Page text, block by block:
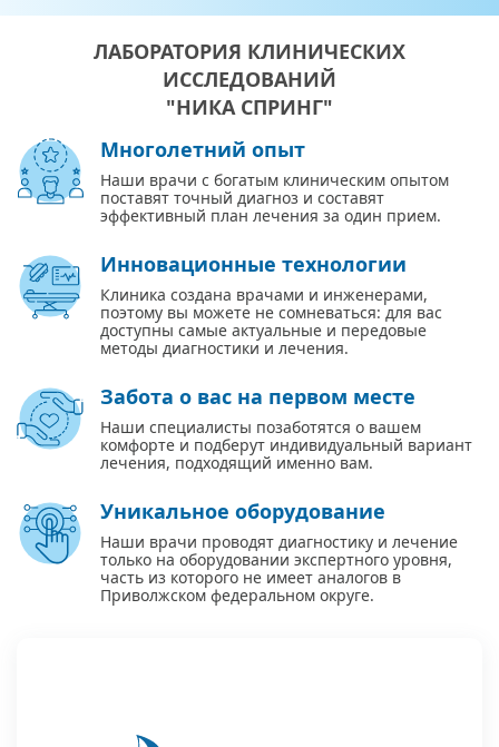
ЛАБОРАТОРИЯ КЛИНИЧЕСКИХ
ИССЛЕДОВАНИЙ
"НИКА СПРИНГ"
Многолетний опыт
Наши врачи с богатым клиническим опытом
поставят точный диагноз и составят
эффективный план лечения за один прием.
Инновационные технологии
Клиника создана врачами и инженерами,
поэтому вы можете не сомневаться: для вас
доступны самые актуальные и передовые
методы диагностики и лечения.
Забота о вас на первом месте
Наши специалисты позаботятся о вашем
комфорте и подберут индивидуальный вариант
лечения, подходящий именно вам.
Уникальное оборудование
Наши врачи проводят диагностику и лечение
только на оборудовании экспертного уровня,
часть из которого не имеет аналогов в
Приволжском федеральном округе.